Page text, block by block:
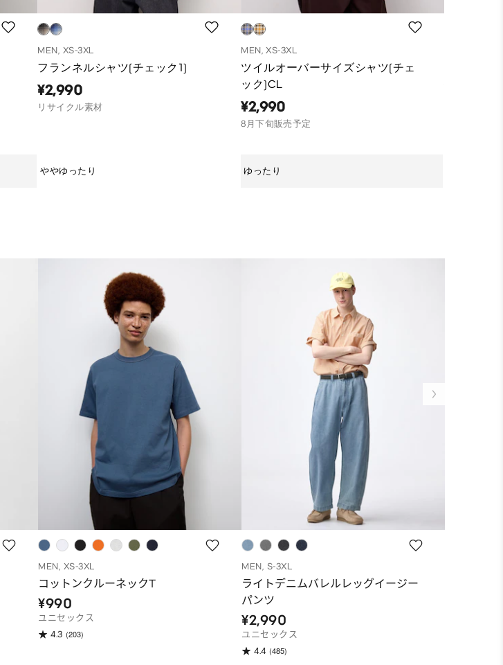
MEN, XS-3XL
フランネルシャツ(チェック1)
¥2,990
リサイクル素材
ややゆったり
MEN, XS-3XL
ツイルオーバーサイズシャツ(チェ
ック)CL
¥2,990
8月下旬販売予定
ゆったり
MEN, XS-3XL
コットンクルーネックT
¥990
ユニセックス
4.3 (203)
MEN, S-3XL
ライトデニムバレルレッグイージー
パンツ
¥2,990
ユニセックス
4.4 (485)